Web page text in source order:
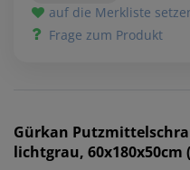
auf die Merkliste
Frage zum Produkt
Gürkan
lichtgrau, 60x180x50cm